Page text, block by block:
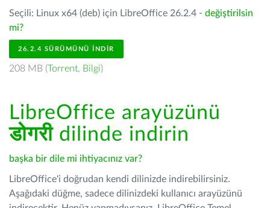
Seçili: Linux x64 (deb) için LibreOffice 26.2.4 - değiştirilsin
mi?
26.2.4 SÜRÜMÜNÜ İNDIR
208 MB (Torrent, Bilgi)
LibreOffice arayüzünü
डोगरीdilinde indirin
başka bir dile mi ihtiyacınız var?
LibreOffice'i doğrudan kendi dilinizde indirebilirsiniz.
Aşağıdaki düğme, sadece dilinizdeki kullanıcı arayüzünü